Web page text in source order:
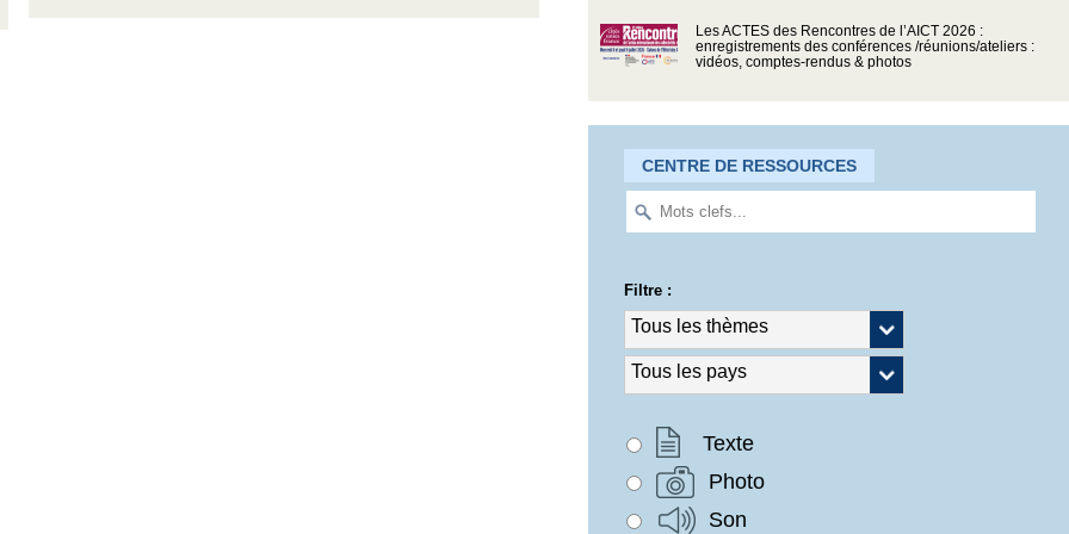
Les ACTES des Rencontres de l’AICT 2026 :
enregistrements des conférences /réunions/ateliers :
vidéos, comptes-rendus & photos
CENTRE DE RESSOURCES
Filtre :
Texte
Photo
Son